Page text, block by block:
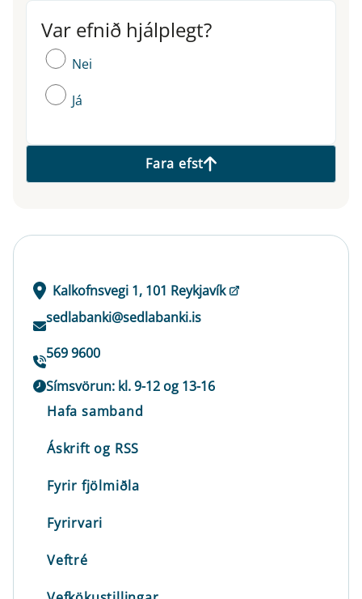
Var efnið hjálplegt?
Var efnið hjálplegt?
Nei
Já
Fara efst
Kalkofnsvegi 1, 101 Reykjavík
sedlabanki@sedlabanki.is
569 9600
Símsvörun: kl. 9-12 og 13-16
Hafa samband
Áskrift og RSS
Fyrir fjölmiðla
Fyrirvari
Veftré